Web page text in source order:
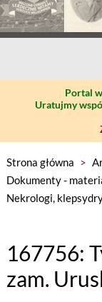
Portal
Uratujmy
Strona główna >
Dokumenty -
Nekrologi,
167756:
zam.